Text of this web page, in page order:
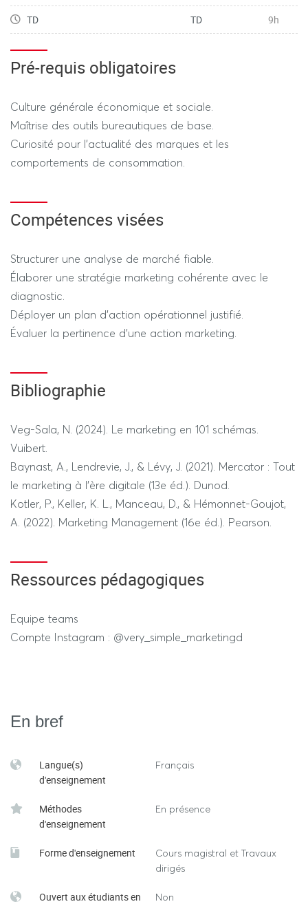
TD TD 9h
Pré-requis obligatoires
Culture générale économique et sociale.
Maîtrise des outils bureautiques de base.
Curiosité pour l'actualité des marques et les
comportements de consommation.
Compétences visées
Structurer une analyse de marché fiable.
Élaborer une stratégie marketing cohérente avec le
diagnostic.
Déployer un plan d'action opérationnel justifié.
Évaluer la pertinence d'une action marketing.
Bibliographie
Veg-Sala, N. (2024). Le marketing en 101 schémas.
Vuibert.
Baynast, A., Lendrevie, J., & Lévy, J. (2021). Mercator : Tout
le marketing à l'ère digitale (13e éd.). Dunod.
Kotler, P., Keller, K. L., Manceau, D., & Hémonnet-Goujot,
A. (2022). Marketing Management (16e éd.). Pearson.
Ressources pédagogiques
Equipe teams
Compte Instagram : @very_simple_marketingd
En bref
Langue(s)
d'enseignement
Français
Méthodes
d'enseignement
En présence
Forme d'enseignement
Cours magistral et Travaux
dirigés
Ouvert aux étudiants en
Non